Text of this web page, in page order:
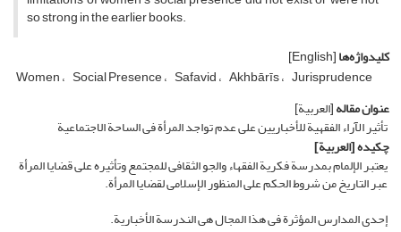
so strong in the earlier books.
کلیدواژه‌ها[English]
Women Social Presence Safavid Akhbārīs Jurisprudence
عنوان مقاله[العربیة]
تأثیر الآراء الفقهیة للأخباریین على عدم تواجد المرأة فی الساحة الاجتماعیة
چکیده[العربیة]
یعتبر الإلمام بمدرسة فکریة الفقهاء والجو الثقافی للمجتمع وتأثیره على قضایا المرأة
عبر التاریخ من شروط الحکم على المنظور الإسلامی لقضایا المرأة.
إحدى المدارس المؤثرة فی هذا المجال هی الندرسة الأخباریة.